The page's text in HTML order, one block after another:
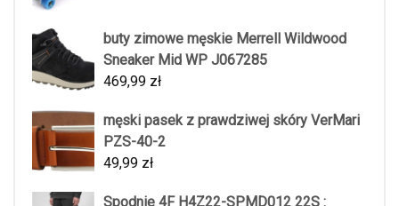
buty zimowe męskie Merrell Wildwood
Sneaker Mid WP J067285
469,99 zł
męski pasek z prawdziwej skóry VerMari
PZS-40-2
49,99 zł
Spodnie 4F H4Z22-SPMD012 22S :